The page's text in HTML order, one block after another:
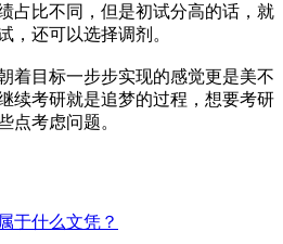
占比不同，但是初试分高的话，就
，还可以选择调剂。
着目标一步步实现的感觉更是美不
续考研就是追梦的过程，想要考研
点考虑问题。
于什么文凭？